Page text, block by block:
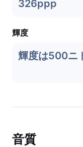
326ppp
輝度
輝度は500ニ
音質